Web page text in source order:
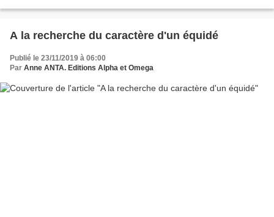
A la recherche du caractère d'un équidé
Publié le 23/11/2019 à 06:00
Par Anne ANTA. Editions Alpha et Omega